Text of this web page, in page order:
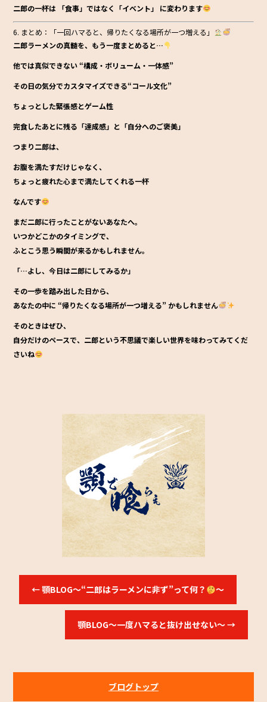
二郎の一杯は 「食事」ではなく「イベント」 に変わります
6. まとめ：「一回ハマると、帰りたくなる場所が一つ増える」
二郎ラーメンの真髄を、もう一度まとめると…
他では真似できない “構成・ボリューム・一体感”
その日の気分でカスタマイズできる“コール文化”
ちょっとした緊張感とゲーム性
完食したあとに残る「達成感」と「自分へのご褒美」
つまり二郎は、
お腹を満たすだけじゃなく、
ちょっと疲れた心まで満たしてくれる一杯
なんです
まだ二郎に行ったことがないあなたへ。
いつかどこかのタイミングで、
ふとこう思う瞬間が来るかもしれません。
「…よし、今日は二郎にしてみるか」
その一歩を踏み出した日から、
あなたの中に“帰りたくなる場所が一つ増える” かもしれません
そのときはぜひ、
自分だけのペースで、二郎という不思議で楽しい世界を味わってみてくだ
さいね
←顎BLOG～“二郎はラーメンに非ず”って何？ ～
顎BLOG～一度ハマると抜け出せない～→
ブログトップ